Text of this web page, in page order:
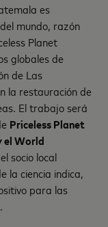
es
mundo, razón
Planet
globales de
de Las
la restauración de
El trabajo será
Priceless Planet
el World
socio local
la ciencia indica,
para las